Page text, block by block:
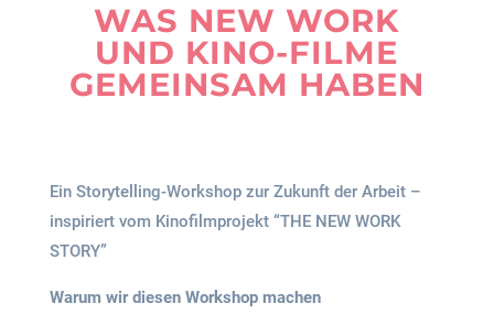
WAS NEW WORK
UND KINO-FILME
GEMEINSAM HABEN
Ein Storytelling-Workshop zur Zukunft der Arbeit –
inspiriert vom Kinofilmprojekt “THE NEW WORK
STORY”
Warum wir diesen Workshop machen